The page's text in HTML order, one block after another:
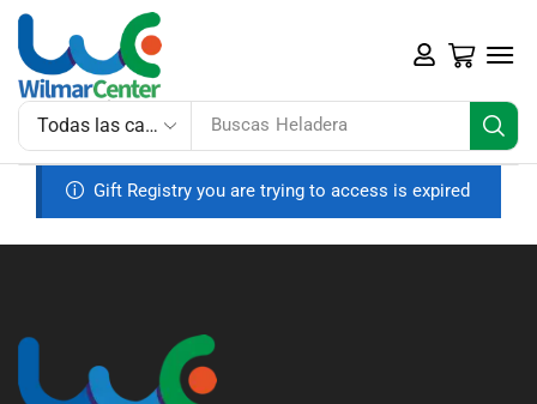
Buscas Heladera
Gift Registry you are trying to access is expired